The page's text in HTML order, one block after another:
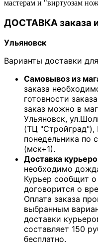
мастерам и "виртуозам
ДОСТАВКА заказа
Ульяновск
Варианты доставки
Самовывоз из
заказа
готовности
заказ можно в
Ульяновск,
(ТЦ
понедельника по
(мск+1).
Доставка
необходимо
Курьер сообщит о
договорится о
Оплата заказа
выбранным
доставки
составляет 150
бесплатно.